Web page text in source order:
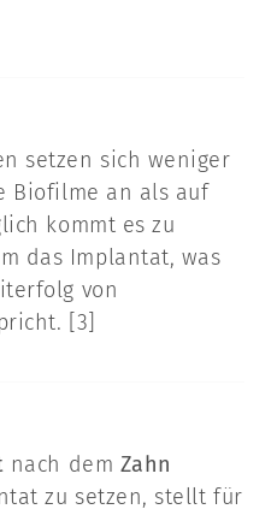
setzen sich weniger
Biofilme an als auf
kommt es zu
das Implantat, was
von
[3]
nach dem Zahn
zu setzen, stellt für